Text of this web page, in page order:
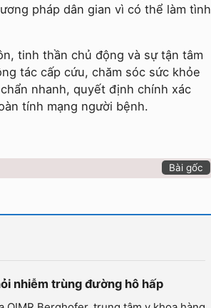
pháp dân gian vì có thể làm tình
tinh thần chủ động và sự tận tâm
tác cấp cứu, chăm sóc sức khỏe
nhanh, quyết định chính xác
tính mạng người bệnh.
Bài gốc
nhiễm trùng đường hô hấp